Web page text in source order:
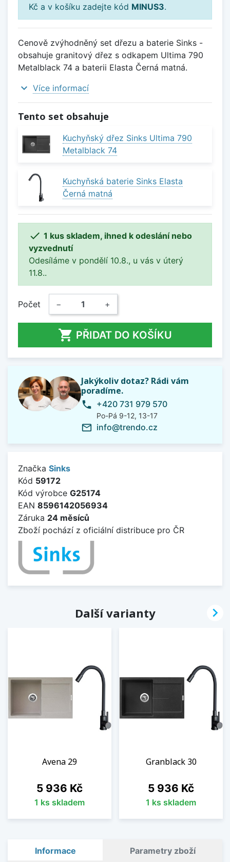
Kč a v košíku zadejte kód MINUS3.
Cenově zvýhodněný set dřezu a baterie Sinks -
obsahuje granitový dřez s odkapem Ultima 790
Metalblack 74 a baterii Elasta Černá matná.
expand_more Více informací
Tento set obsahuje
Kuchyňský dřez Sinks Ultima 790
Metalblack 74
Kuchyňská baterie Sinks Elasta
Černá matná
 1 kus skladem, ihned k odeslání nebo
vyzvednutí
Odesíláme v pondělí 10.8., u vás v úterý
11.8..
Počet − +
 PŘIDAT DO KOŠÍKU
Jakýkoliv dotaz? Rádi vám
poradíme.
phone +420 731 979 570
Po-Pá 9-12, 13-17
mail_outline info@trendo.cz
Značka Sinks
Kód 59172
Kód výrobce G25174
EAN 8596142056934
Záruka 24 měsíců
Zboží pochází z oficiální distribuce pro ČR
Další varianty
Avena 29
Cena
5 936 Kč
1 ks skladem
Granblack 30
Cena
5 936 Kč
1 ks skladem

Informace Parametry zboží